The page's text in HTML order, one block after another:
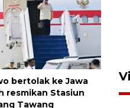
bertolak ke Jawa
resmikan Stasiun
Tawang